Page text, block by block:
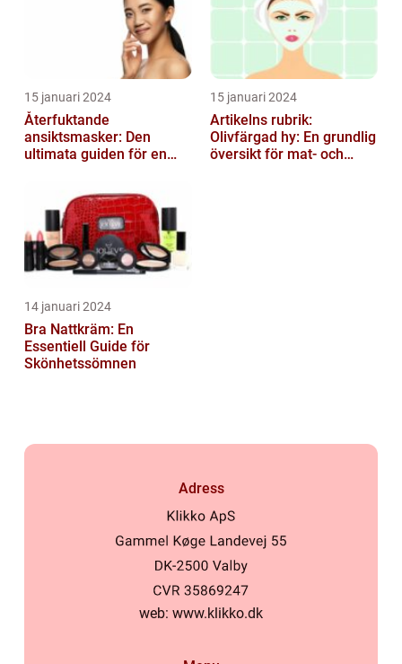
15 januari 2024
Återfuktande
ansiktsmasker: Den
ultimata guiden för en
15 januari 2024
Artikelns rubrik:
Olivfärgad hy: En grundlig
översikt för mat- och
14 januari 2024
Bra Nattkräm: En
Essentiell Guide för
Skönhetssömnen
Adress
web: www.klikko.dk